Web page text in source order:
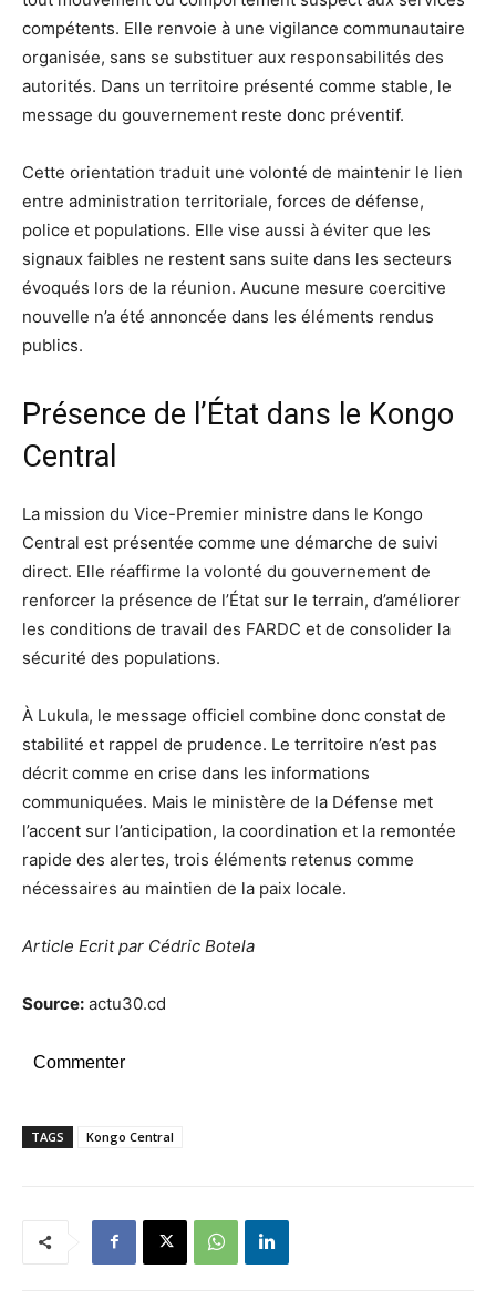
compétents. Elle renvoie à une vigilance communautaire
organisée, sans se substituer aux responsabilités des
autorités. Dans un territoire présenté comme stable, le
message du gouvernement reste donc préventif.
Cette orientation traduit une volonté de maintenir le lien
entre administration territoriale, forces de défense,
police et populations. Elle vise aussi à éviter que les
signaux faibles ne restent sans suite dans les secteurs
évoqués lors de la réunion. Aucune mesure coercitive
nouvelle n’a été annoncée dans les éléments rendus
publics.
Présence de l’État dans le Kongo
Central
La mission du Vice-Premier ministre dans le Kongo
Central est présentée comme une démarche de suivi
direct. Elle réaffirme la volonté du gouvernement de
renforcer la présence de l’État sur le terrain, d’améliorer
les conditions de travail des FARDC et de consolider la
sécurité des populations.
À Lukula, le message officiel combine donc constat de
stabilité et rappel de prudence. Le territoire n’est pas
décrit comme en crise dans les informations
communiquées. Mais le ministère de la Défense met
l’accent sur l’anticipation, la coordination et la remontée
rapide des alertes, trois éléments retenus comme
nécessaires au maintien de la paix locale.
Article Ecrit par Cédric Botela
Source: actu30.cd
Commenter
TAGS Kongo Central